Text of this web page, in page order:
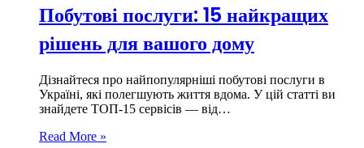
Побутові послуги: 15 найкращих
рішень для вашого дому
Дізнайтеся про найпопулярніші побутові послуги в
Україні, які полегшують життя вдома. У цій статті ви
знайдете ТОП-15 сервісів — від…
Read More »